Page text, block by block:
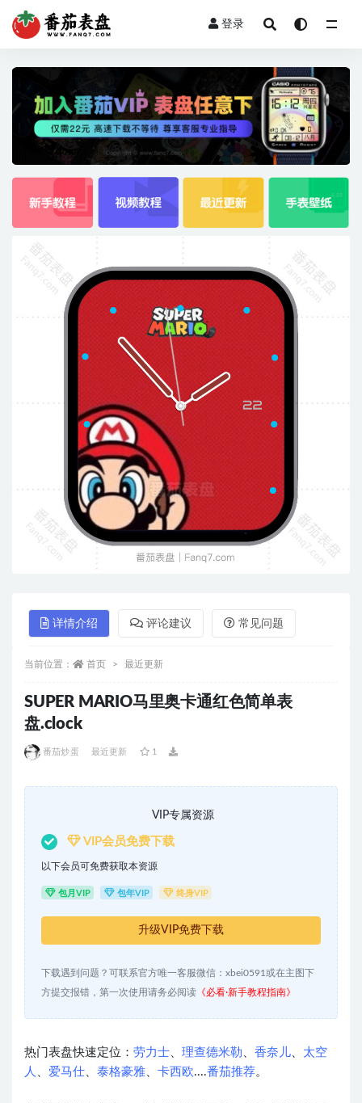
登录
详情介绍 评论建议 常见问题
当前位置： 首页 最近更新
SUPER MARIO马里奥卡通红色简单表
盘.clock
番茄炒蛋 最近更新 1
VIP专属资源
VIP会员免费下载
以下会员可免费获取本资源
包月VIP 包年VIP 终身VIP
升级VIP免费下载
下载遇到问题？可联系官方唯一客服微信：xbei0591或在主图下
方提交报错，第一次使用请务必阅读 《必看·新手教程指南》
热门表盘快速定位： 劳力士 理查德米勒 香奈儿
太空
人
爱马仕 泰格豪雅 卡西欧....番茄推荐。